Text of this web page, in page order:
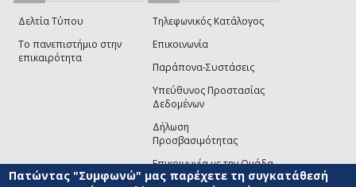
Δελτία Τύπου
Το πανεπιστήμιο στην
επικαιρότητα
Τηλεφωνικός Κατάλογος
Επικοινωνία
Παράπονα-Συστάσεις
Υπεύθυνος Προστασίας
Δεδομένων
Δήλωση
Προσβασιμότητας
Επικοινωνία με την Ομάδα
Ανάπτυξης του site(link sends e-mail)
Πατώντας "Συμφωνώ" μας παρέχετε τη συγκατάθεσή